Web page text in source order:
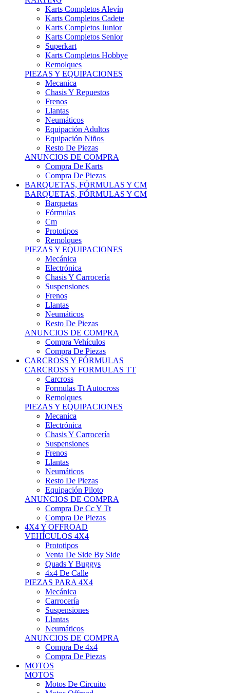
Karts Completos Alevín
Karts Completos Cadete
Karts Completos Junior
Karts Completos Senior
Superkart
Karts Completos Hobbye
Remolques
PIEZAS Y EQUIPACIONES
Mecanica
Chasis Y Repuestos
Frenos
Llantas
Neumáticos
Equipación Adultos
Equipación Niños
Resto De Piezas
ANUNCIOS DE COMPRA
Compra De Karts
Compra De Piezas
BARQUETAS, FÓRMULAS Y CM
BARQUETAS, FÓRMULAS Y CM
Barquetas
Fórmulas
Cm
Prototipos
Remolques
PIEZAS Y EQUIPACIONES
Mecánica
Electrónica
Chasis Y Carrocería
Suspensiones
Frenos
Llantas
Neumáticos
Resto De Piezas
ANUNCIOS DE COMPRA
Compra Vehículos
Compra De Piezas
CARCROSS Y FÓRMULAS
CARCROSS Y FORMULAS TT
Carcross
Formulas Tt Autocross
Remolques
PIEZAS Y EQUIPACIONES
Mecanica
Electrónica
Chasis Y Carrocería
Suspensiones
Frenos
Llantas
Neumáticos
Resto De Piezas
Equipación Piloto
ANUNCIOS DE COMPRA
Compra De Cc Y Tt
Compra De Piezas
4X4 Y OFFROAD
VEHÍCULOS 4X4
Prototipos
Venta De Side By Side
Quads Y Buggys
4x4 De Calle
PIEZAS PARA 4X4
Mecánica
Carrocería
Suspensiones
Llantas
Neumáticos
ANUNCIOS DE COMPRA
Compra De 4x4
Compra De Piezas
MOTOS
MOTOS
Motos De Circuito